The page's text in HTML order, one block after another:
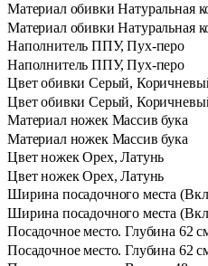
Материал обивки Натуральная
Материал обивки Натуральная
Наполнитель ППУ, Пух-перо
Наполнитель ППУ, Пух-перо
Цвет обивки Серый,
Цвет обивки Серый,
Материал ножек Массив бука
Материал ножек Массив бука
Цвет ножек Орех, Латунь
Цвет ножек Орех, Латунь
Ширина посадочного места
Ширина посадочного места
Посадочное место. Глубина 62
Посадочное место. Глубина 62